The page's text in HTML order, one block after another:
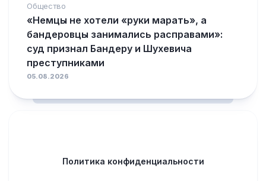
Общество
«Немцы не хотели «руки марать», а
бандеровцы занимались расправами»:
суд признал Бандеру и Шухевича
преступниками
05.08.2026
Политика конфиденциальности